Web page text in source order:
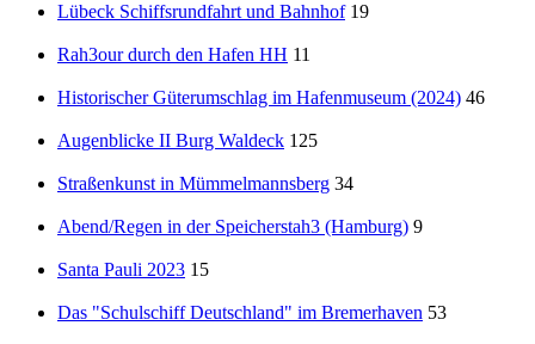
Lübeck Schiffsrundfahrt und Bahnhof 19
Rah3our durch den Hafen HH 11
Historischer Güterumschlag im Hafenmuseum (2024) 46
Augenblicke II Burg Waldeck 125
Straßenkunst in Mümmelmannsberg 34
Abend/Regen in der Speicherstah3 (Hamburg) 9
Santa Pauli 2023 15
Das "Schulschiff Deutschland" im Bremerhaven 53